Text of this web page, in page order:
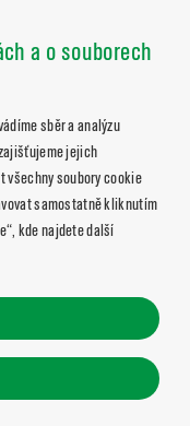
a o souborech
sběr a analýzu
jejich
soubory cookie
samostatně kliknutím
kde najdete další